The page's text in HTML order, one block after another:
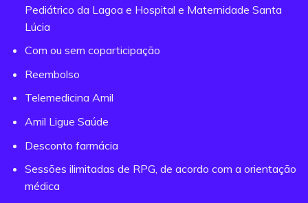
Pediátrico da Lagoa e Hospital e Maternidade Santa
Lúcia
Com ou sem coparticipação
Reembolso
Telemedicina Amil
Amil Ligue Saúde
Desconto farmácia
Sessões ilimitadas de RPG, de acordo com a orientação
médica